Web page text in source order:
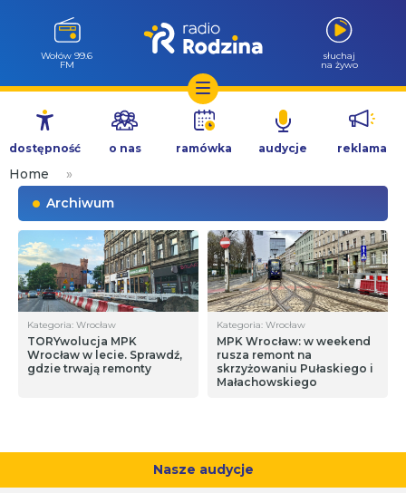
Przejdź
treści
Wołów 99.6
FM
słuchaj
na żywo
dostępność o nas ramówka audycje reklama
Home
»
Archiwum
Kategoria: Wrocław
TORYwolucja MPK
Wrocław w lecie. Sprawdź,
gdzie trwają remonty
Kategoria: Wrocław
MPK Wrocław: w weekend
rusza remont na
skrzyżowaniu Pułaskiego i
Małachowskiego
Nasze audycje